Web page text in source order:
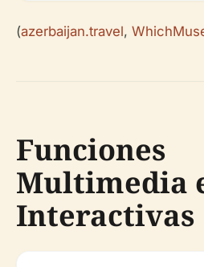
(azerbaijan.travel,
Funciones
Multimedia
Interactivas